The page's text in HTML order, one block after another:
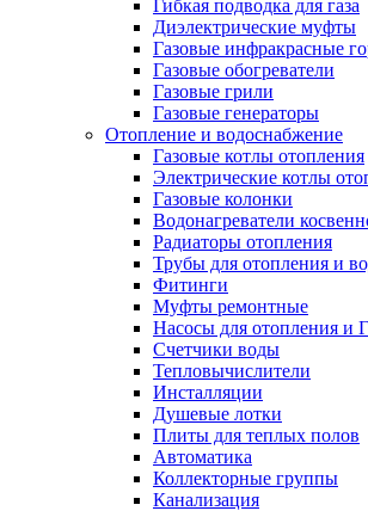
Гибкая подводка для газа
Диэлектрические муфты
Газовые инфракрасные
Газовые обогреватели
Газовые грили
Газовые генераторы
Отопление и водоснабжение
Газовые котлы отопления
Электрические котлы
Газовые колонки
Водонагреватели
Радиаторы отопления
Трубы для отопления и
Фитинги
Муфты ремонтные
Насосы для отопления и
Счетчики воды
Тепловычислители
Инсталляции
Душевые лотки
Плиты для теплых полов
Автоматика
Коллекторные группы
Канализация